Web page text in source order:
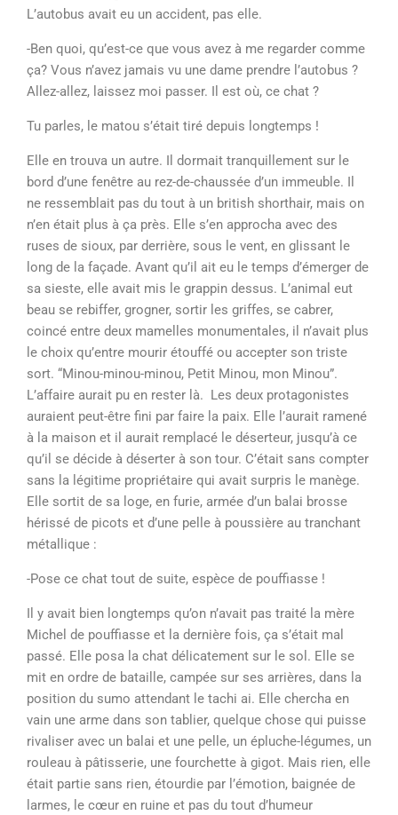
L’autobus avait eu un accident, pas elle.
-Ben quoi, qu’est-ce que vous avez à me regarder comme
ça? Vous n’avez jamais vu une dame prendre l’autobus ?
Allez-allez, laissez moi passer. Il est où, ce chat ?
Tu parles, le matou s’était tiré depuis longtemps !
Elle en trouva un autre. Il dormait tranquillement sur le
bord d’une fenêtre au rez-de-chaussée d’un immeuble. Il
ne ressemblait pas du tout à un british shorthair, mais on
n’en était plus à ça près. Elle s’en approcha avec des
ruses de sioux, par derrière, sous le vent, en glissant le
long de la façade. Avant qu’il ait eu le temps d’émerger de
sa sieste, elle avait mis le grappin dessus. L’animal eut
beau se rebiffer, grogner, sortir les griffes, se cabrer,
coincé entre deux mamelles monumentales, il n’avait plus
le choix qu’entre mourir étouffé ou accepter son triste
sort. “Minou-minou-minou, Petit Minou, mon Minou”.
L’affaire aurait pu en rester là. Les deux protagonistes
auraient peut-être fini par faire la paix. Elle l’aurait ramené
à la maison et il aurait remplacé le déserteur, jusqu’à ce
qu’il se décide à déserter à son tour. C’était sans compter
sans la légitime propriétaire qui avait surpris le manège.
Elle sortit de sa loge, en furie, armée d’un balai brosse
hérissé de picots et d’une pelle à poussière au tranchant
métallique :
-Pose ce chat tout de suite, espèce de pouffiasse !
Il y avait bien longtemps qu’on n’avait pas traité la mère
Michel de pouffiasse et la dernière fois, ça s’était mal
passé. Elle posa la chat délicatement sur le sol. Elle se
mit en ordre de bataille, campée sur ses arrières, dans la
position du sumo attendant le tachi ai. Elle chercha en
vain une arme dans son tablier, quelque chose qui puisse
rivaliser avec un balai et une pelle, un épluche-légumes, un
rouleau à pâtisserie, une fourchette à gigot. Mais rien, elle
était partie sans rien, étourdie par l’émotion, baignée de
larmes, le cœur en ruine et pas du tout d’humeur